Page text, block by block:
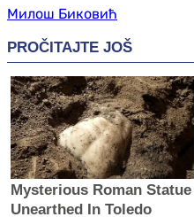
Милош Биковић